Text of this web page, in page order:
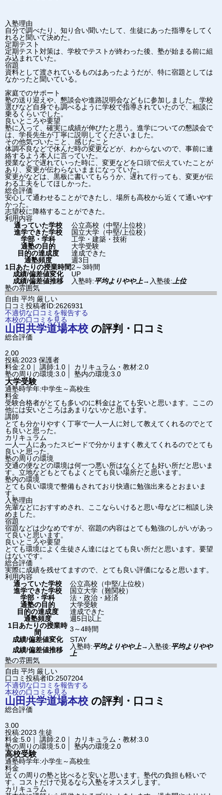
入塾理由
自分で調べたり、知り合い聞いたして、生徒にあった指導をしてく
れると聞いて決めた。
定期テスト
定期テスト対策は、学校でテストが終わった後、塾が始まる前に組
み込まれていた。
宿題
資料として渡されているものはあったようだが、特に宿題としては
なかったと聞いている。
家庭でのサポート
塾の送り迎えや、懇談会や進路説明会などもに参加しました。学校
選びなど自身でも調べるように学校で指導されていたので、相談に
乗るくらいでした。
良いところや要望
塾に入って、確実に成績が伸びたと思う。進学についての懇談会で
は、学長先生が丁寧に説明してくださいました。
その他気づいたこと、感じたこと
体調不良などで休んだ時の変更などが、わからないので、事前に連
絡するよう本人に言っていた。
授業などで遅れていった時に、変更などを口頭で伝えていたことが
あり、変更が伝わらないままになっていた。
変更がなどは、黒板に書いてもらうか、遅れて行っても、変更が伝
わる工夫をしてほしかった。
総合評価
安心して通わせることができたし、場所も高校から近くて通いやす
かった。
志望校に降格することができた。
利用内容
通っていた学校
公立高校（中堅/上位校）
進学できた学校
国立大学（中堅/上位校）
学部・学科
工学・建築・技術
通塾の目的
大学受験
目的の達成度
達成できた
通塾頻度
週3日
1日あたりの授業時間2～3時間
成績/偏差値変化
UP
成績/偏差値推移
入塾時:平均よりやや上→ 入塾後: 上位
塾の雰囲気
自由 平均 厳しい
口コミ投稿者ID:2626931
不適切な口コミを報告する
本校の口コミを見る
山田共学道場本校 の評判・口コミ
総合評価
2.00
投稿:2023 保護者
料金:2.0｜ 講師:1.0｜ カリキュラム・教材:2.0
塾の周りの環境:3.0｜ 塾内の環境:3.0
大学受験
通塾時学年:中学生～高校生
料金
受験合格者がとても多いのに料金はとても安いと思います。ここの
他には安いところはあまりないかと思います。
講師
とても分かりやすく丁寧で一人一人に対して教えてくれるのでとて
も良いと思った。
カリキュラム
一人一人にあったスピードで分かりますく教えてくれるのでとても
良いと思った。
塾の周りの環境
交通の便などの環境は何一つ悪い所はなくとても好い所だと思いま
す。立地などもとてもよくとても良い場所だと思います。
塾内の環境
とても良い環境で整備もされており快適に勉強出来るとおまいま
す。
入塾理由
先輩などにおすすめされ、ここならいけると思い母などに相談し決
めました。
宿題
宿題などは少なめですが、宿題の内容はとても勉強のしがいがあっ
て良いと思います。
良いところや要望
とても環境によく生徒さん達にはとても良い所だと思います。要望
はないです。
総合評価
実際に成績を残せてますので、とても良い評価になると思います。
利用内容
通っていた学校
公立高校（中堅/上位校）
進学できた学校
国立大学（難関校）
学部・学科
法・政治・経済
通塾の目的
大学受験
目的の達成度
達成できた
通塾頻度
週5日以上
1日あたりの授業時
間
3～4時間
成績/偏差値変化
STAY
成績/偏差値推移
入塾時:平均よりやや上→ 入塾後:平均よりやや
上
塾の雰囲気
自由 平均 厳しい
口コミ投稿者ID:2507204
不適切な口コミを報告する
本校の口コミを見る
山田共学道場本校 の評判・口コミ
総合評価
3.00
投稿:2023 生徒
料金:5.0｜ 講師:2.0｜ カリキュラム・教材:3.0
塾の周りの環境:5.0｜ 塾内の環境:2.0
高校受験
通塾時学年:小学生～高校生
料金
近くの周りの塾と比べると安いと思います。塾代の負担も軽いで
す。コストだけで見るなら入塾をオススメします。
カリキュラム